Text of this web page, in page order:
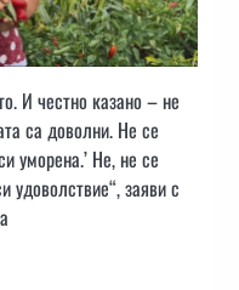
И честно казано – не
са доволни. Не се
уморена.’ Не, не се
удоволствие“, заяви с